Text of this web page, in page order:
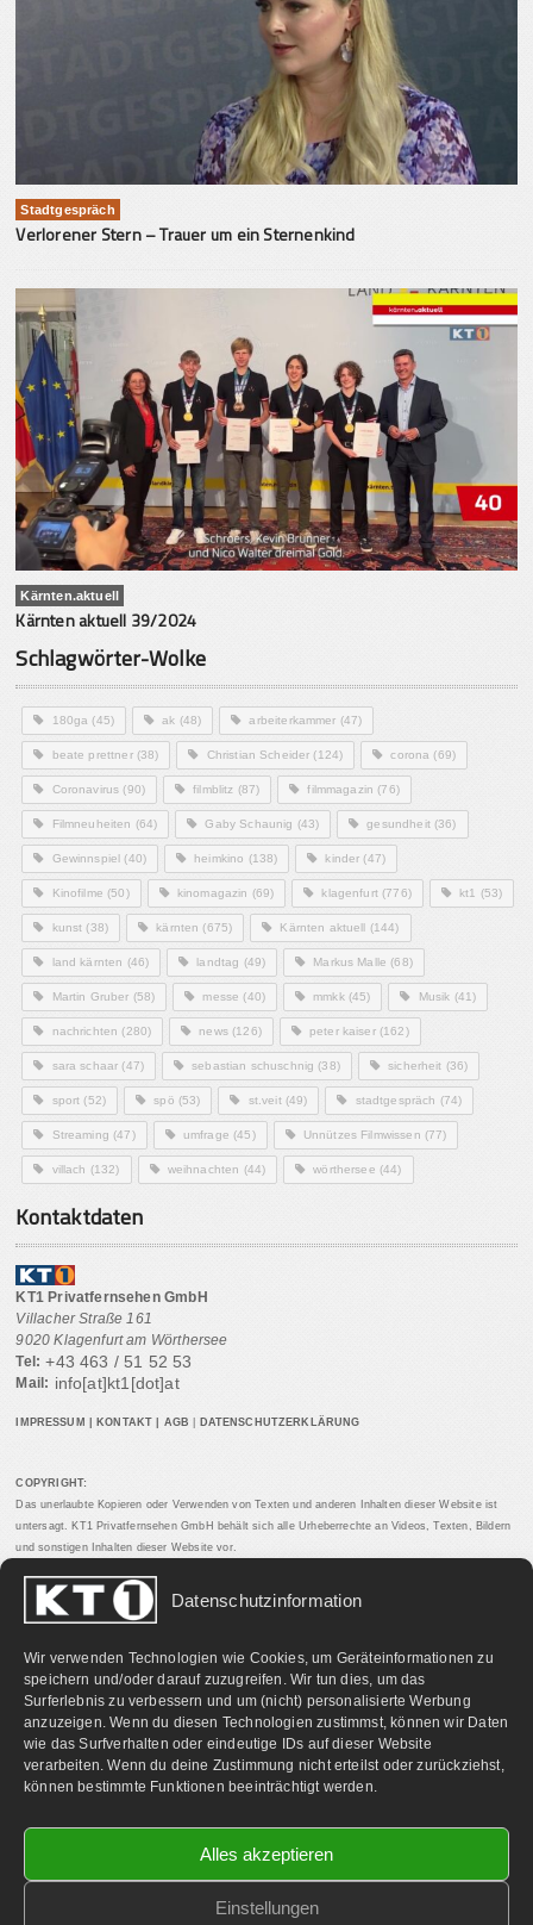
Datenschutzinformation
Wir verwenden Technologien wie Cookies, um Geräteinformationen zu
speichern und/oder darauf zuzugreifen. Wir tun dies, um das
Surferlebnis zu verbessern und um (nicht) personalisierte Werbung
anzuzeigen. Wenn du diesen Technologien zustimmst, können wir Daten
wie das Surfverhalten oder eindeutige IDs auf dieser Website
verarbeiten. Wenn du deine Zustimmung nicht erteilst oder zurückziehst,
können bestimmte Funktionen beeinträchtigt werden.
Alles akzeptieren
Einstellungen
Stadtgespräch
Verlorener Stern – Trauer um ein Sternenkind
Kärnten.aktuell
Kärnten aktuell 39/2024
Schlagwörter-Wolke
180ga (45) ak (48) arbeiterkammer (47)
beate prettner(38) Christian Scheider (124) corona (69)
Coronavirus (90) filmblitz (87) filmmagazin (76)
Filmneuheiten (64) Gaby Schaunig (43) gesundheit(36)
Gewinnspiel (40) heimkino (138) kinder (47)
Kinofilme (50) kinomagazin (69) klagenfurt(776) kt1 (53)
kunst (38) kärnten (675) Kärnten aktuell (144)
land kärnten (46) landtag (49) Markus Malle (68)
Martin Gruber (58) messe (40) mmkk(45) Musik (41)
nachrichten (280) news(126) peter kaiser(162)
sara schaar (47) sebastian schuschnig (38) sicherheit (36)
sport (52) spö (53) st.veit(49) stadtgespräch (74)
Streaming (47) umfrage (45) Unnützes Filmwissen (77)
villach (132) weihnachten (44) wörthersee (44)
Kontaktdaten
KT1 Privatfernsehen GmbH
Villacher Straße 161
9020 Klagenfurt am Wörthersee
Tel: +43 463 / 51 52 53
Mail: info[at]kt1[dot]at
IMPRESSUM KONTAKT AGB DATENSCHUTZERKLÄRUNG
COPYRIGHT:
Das unerlaubte Kopieren oder Verwenden von Texten und anderen Inhalten dieser Website ist
untersagt. KT1 Privatfernsehen GmbH behält sich alle Urheberrechte an Videos, Texten, Bildern
und sonstigen Inhalten dieser Website vor.
PARTNERLINKS: